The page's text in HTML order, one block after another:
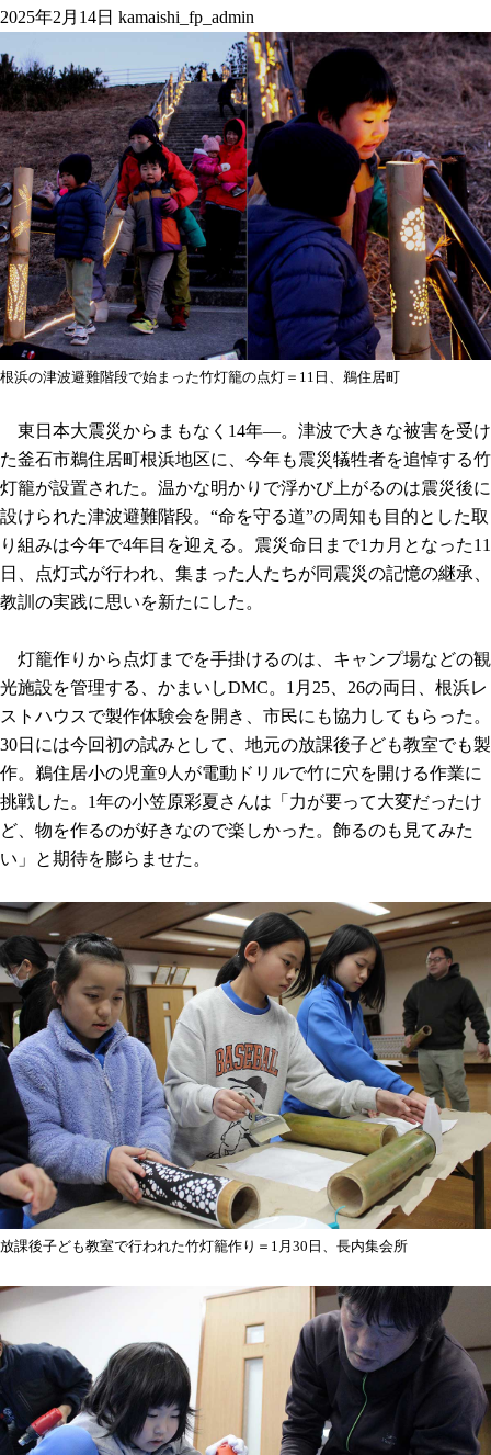
2025年2月14日 kamaishi_fp_admin
根浜の津波避難階段で始まった竹灯籠の点灯＝11日、鵜住居町
東日本大震災からまもなく14年―。津波で大きな被害を受け
た釜石市鵜住居町根浜地区に、今年も震災犠牲者を追悼する竹
灯籠が設置された。温かな明かりで浮かび上がるのは震災後に
設けられた津波避難階段。“命を守る道”の周知も目的とした取
り組みは今年で4年目を迎える。震災命日まで1カ月となった11
日、点灯式が行われ、集まった人たちが同震災の記憶の継承、
教訓の実践に思いを新たにした。
灯籠作りから点灯までを手掛けるのは、キャンプ場などの観
光施設を管理する、かまいしDMC。1月25、26の両日、根浜レ
ストハウスで製作体験会を開き、市民にも協力してもらった。
30日には今回初の試みとして、地元の放課後子ども教室でも製
作。鵜住居小の児童9人が電動ドリルで竹に穴を開ける作業に
挑戦した。1年の小笠原彩夏さんは「力が要って大変だったけ
ど、物を作るのが好きなので楽しかった。飾るのも見てみた
い」と期待を膨らませた。
放課後子ども教室で行われた竹灯籠作り＝1月30日、長内集会所